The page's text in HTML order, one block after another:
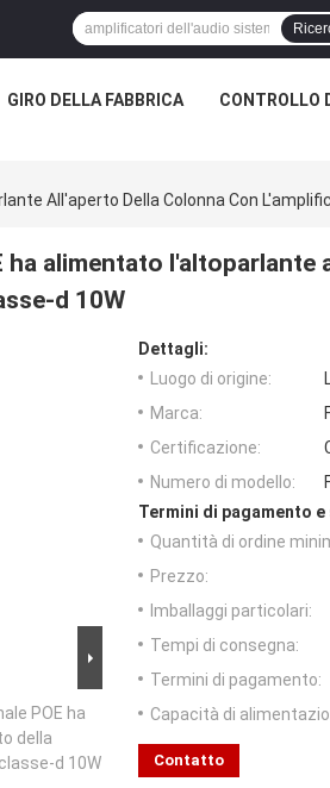
GIRO DELLA FABBRICA CONTROLLO
All'aperto Della Colonna Con
ha alimentato
d 10W
POE ha
della
d 10W
Dettagli:
Luogo di origine:
Marca:
Certificazione:
Numero di modello:
Termini di pagamento
Quantità di ordine
Prezzo:
Imballaggi particolari:
Tempi di consegna:
Termini di pagamento:
Capacità di
Contatto